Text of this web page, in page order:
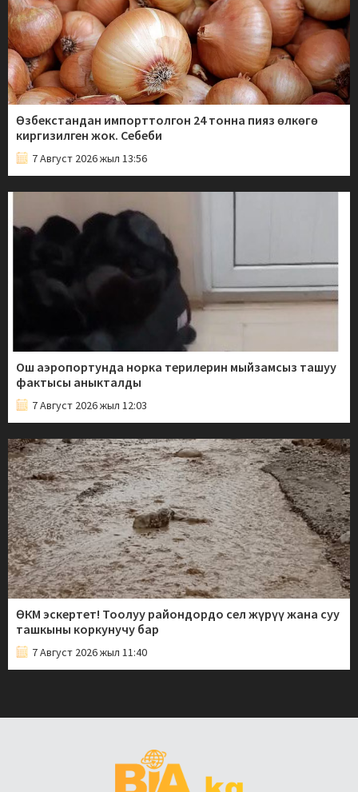
Өзбекстандан импорттолгон 24 тонна пияз өлкөгө
киргизилген жок. Себеби
7 Август 2026 жыл 13:56
Ош аэропортунда норка терилерин мыйзамсыз ташуу
фактысы аныкталды
7 Август 2026 жыл 12:03
ӨКМ эскертет! Тоолуу райондордо сел жүрүү жана суу
ташкыны коркунучу бар
7 Август 2026 жыл 11:40